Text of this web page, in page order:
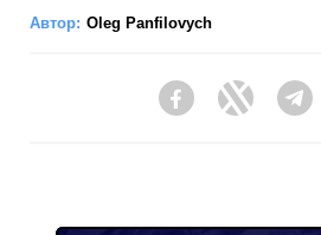
Автор: Oleg Panfilovych
FacebookTwitter